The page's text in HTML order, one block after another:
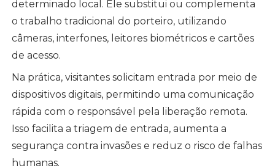
determinado local. Ele substitui ou complementa
o trabalho tradicional do porteiro, utilizando
câmeras, interfones, leitores biométricos e cartões
de acesso.
Na prática, visitantes solicitam entrada por meio de
dispositivos digitais, permitindo uma comunicação
rápida com o responsável pela liberação remota.
Isso facilita a triagem de entrada, aumenta a
segurança contra invasões e reduz o risco de falhas
humanas.